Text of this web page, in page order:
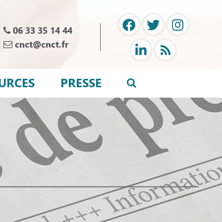
06 33 35 14 44
cnct@cnct.fr
PRESSE